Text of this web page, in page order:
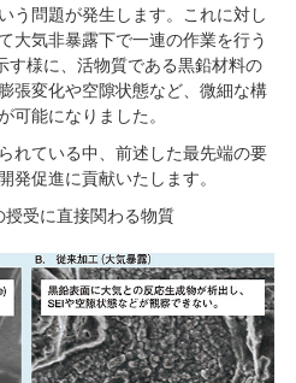
う問題が発生します。これに対し
大気非暴露下で一連の作業を行う
す様に、活物質である黒鉛材料の
張変化や空隙状態など、微細な構
可能になりました。
れている中、前述した最先端の要
発促進に貢献いたします。
受に直接関わる物質